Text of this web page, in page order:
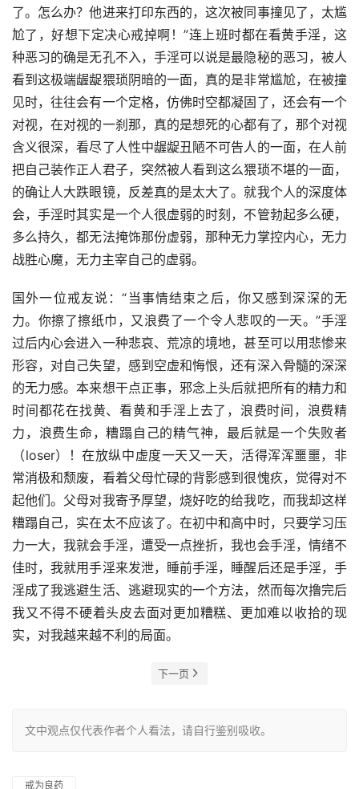
了。怎么办？他进来打印东西的，这次被同事撞见了，太尴
尬了，好想下定决心戒掉啊！”连上班时都在看黄手淫，这
种恶习的确是无孔不入，手淫可以说是最隐秘的恶习，被人
看到这极端龌龊猥琐阴暗的一面，真的是非常尴尬，在被撞
见时，往往会有一个定格，仿佛时空都凝固了，还会有一个
对视，在对视的一刹那，真的是想死的心都有了，那个对视
含义很深，看尽了人性中龌龊丑陋不可告人的一面，在人前
把自己装作正人君子，突然被人看到这么猥琐不堪的一面，
的确让人大跌眼镜，反差真的是太大了。就我个人的深度体
会，手淫时其实是一个人很虚弱的时刻，不管勃起多么硬，
多么持久，都无法掩饰那份虚弱，那种无力掌控内心，无力
战胜心魔，无力主宰自己的虚弱。
国外一位戒友说：“当事情结束之后，你又感到深深的无
力。你擦了擦纸巾，又浪费了一个令人悲叹的一天。”手淫
过后内心会进入一种悲哀、荒凉的境地，甚至可以用悲惨来
形容，对自己失望，感到空虚和悔恨，还有深入骨髓的深深
的无力感。本来想干点正事，邪念上头后就把所有的精力和
时间都花在找黄、看黄和手淫上去了，浪费时间，浪费精
力，浪费生命，糟蹋自己的精气神，最后就是一个失败者
（loser）！在放纵中虚度一天又一天，活得浑浑噩噩，非
常消极和颓废，看着父母忙碌的背影感到很愧疚，觉得对不
起他们。父母对我寄予厚望，烧好吃的给我吃，而我却这样
糟蹋自己，实在太不应该了。在初中和高中时，只要学习压
力一大，我就会手淫，遭受一点挫折，我也会手淫，情绪不
佳时，我就用手淫来发泄，睡前手淫，睡醒后还是手淫，手
淫成了我逃避生活、逃避现实的一个方法，然而每次撸完后
我又不得不硬着头皮去面对更加糟糕、更加难以收拾的现
实，对我越来越不利的局面。
下一页
文中观点仅代表作者个人看法，请自行鉴别吸收。
戒为良药